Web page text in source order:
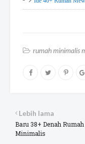
rumah minimalis
Lebih lama
Baru 38+ Denah
Minimalis